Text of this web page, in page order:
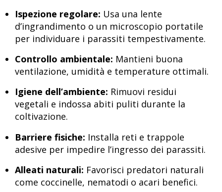
Ispezione regolare: Usa una lente
d’ingrandimento o un microscopio portatile
per individuare i parassiti tempestivamente.
Controllo ambientale: Mantieni buona
ventilazione, umidità e temperature ottimali.
Igiene dell’ambiente: Rimuovi residui
vegetali e indossa abiti puliti durante la
coltivazione.
Barriere fisiche: Installa reti e trappole
adesive per impedire l’ingresso dei parassiti.
Alleati naturali: Favorisci predatori naturali
come coccinelle, nematodi o acari benefici.